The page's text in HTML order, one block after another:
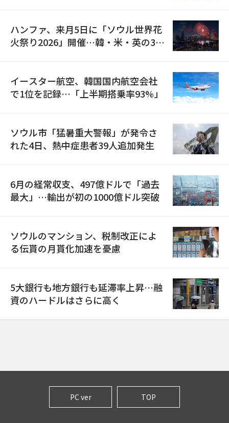
ハンファ、来月5日に「ソウル世界花
火祭り2026」開催…韓・米・英の3カ
イースター航空、韓国国内航空会社
で1位を記録…「上半期搭乗率93%」
ソウル市「猛暑重大警報」が発令さ
れた4日、熱中症患者39人追加発生
6月の経常収支、497億ドルで「過去
最大」…輸出が初の1000億ドル突破
ソウルのマンション、税制改正によ
る伝貰の月貰化加速を憂慮
5大銀行も地方銀行も延滞率上昇…融
資のハードルはさらに高く
PC ver TOP